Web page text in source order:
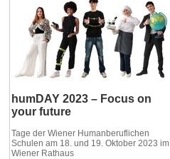
humDAY 2023 – Focus on
your future
Tage der Wiener Humanberuflichen
Schulen am 18. und 19. Oktober 2023 im
Wiener Rathaus